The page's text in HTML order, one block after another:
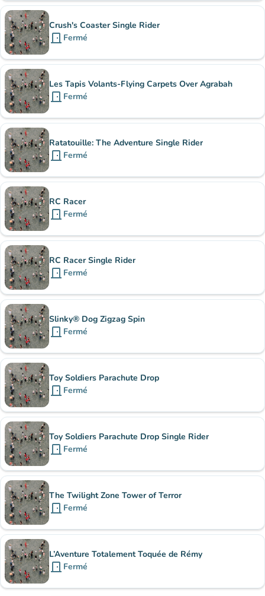
Crush's Coaster Single Rider
door_front Fermé
Les Tapis Volants-Flying Carpets Over Agrabah
door_front Fermé
Ratatouille: The Adventure Single Rider
door_front Fermé
RC Racer
door_front Fermé
RC Racer Single Rider
door_front Fermé
Slinky® Dog Zigzag Spin
door_front Fermé
Toy Soldiers Parachute Drop
door_front Fermé
Toy Soldiers Parachute Drop Single Rider
door_front Fermé
The Twilight Zone Tower of Terror
door_front Fermé
L’Aventure Totalement Toquée de Rémy
door_front Fermé